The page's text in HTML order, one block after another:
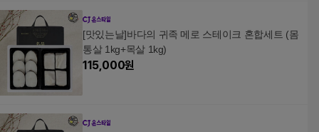
[맛있는날]바다의 귀족 메로 스테이크 혼합세트 (몸
통살 1kg+목살 1kg)
115,000원